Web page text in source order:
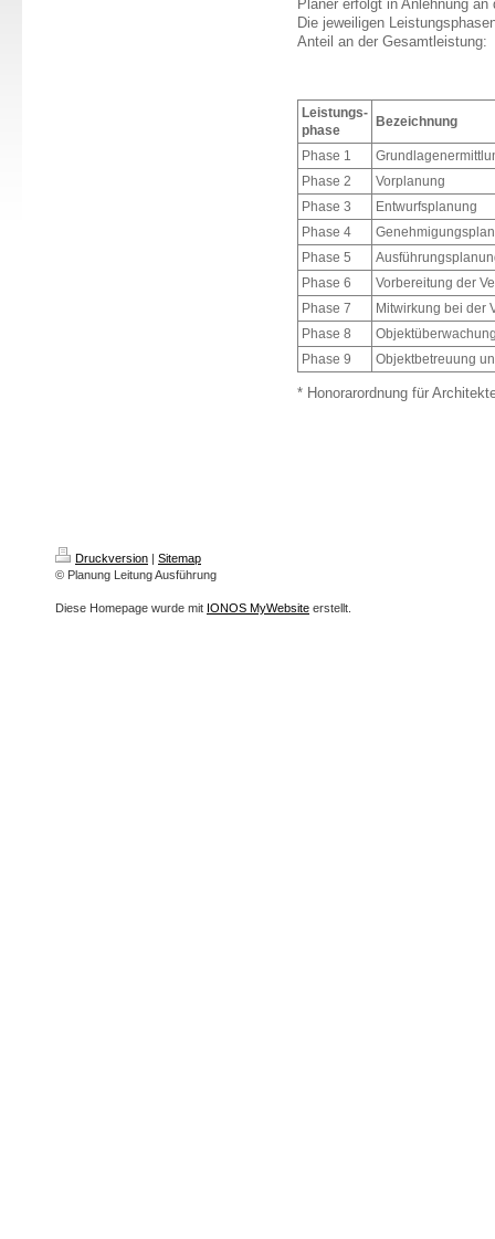
Planer erfolgt in Anlehnung
Die jeweiligen
Anteil an der Gesamtleistung:
Leistungs-
phase
Bezeichnung
Phase 1
Phase 2
Vorplanung
Phase 3
Entwurfsplanung
Phase 4
Phase 5
Phase 6
Vorbereitung der
Phase 7
Mitwirkung bei der
Phase 8
Phase 9
Objektbetreuung
* Honorarordnung für
Druckversion | Sitemap
© Planung Leitung Ausführung
Diese Homepage wurde mit IONOS MyWebsite erstellt.